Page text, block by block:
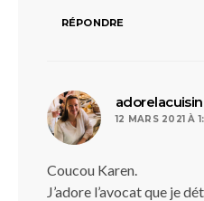
RÉPONDRE
12 MARS 2021 À
Coucou Karen.
J’adore l’avocat que je